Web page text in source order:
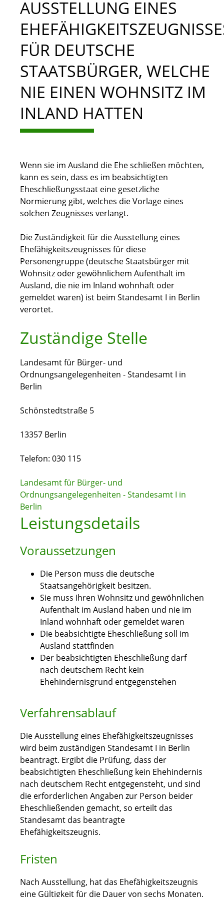
AUSSTELLUNG EINES
FÜR DEUTSCHE
STAATSBÜRGER, WELCHE
NIE EINEN WOHNSITZ IM
INLAND HATTEN
Wenn sie im Ausland die Ehe schließen möchten,
kann es sein, dass es im beabsichtigten
Eheschließungsstaat eine gesetzliche
Normierung gibt, welches die Vorlage eines
solchen Zeugnisses verlangt.
Die Zuständigkeit für die Ausstellung eines
Ehefähigkeitszeugnisses für diese
Personengruppe (deutsche Staatsbürger mit
Wohnsitz oder gewöhnlichem Aufenthalt im
Ausland, die nie im Inland wohnhaft oder
gemeldet waren) ist beim Standesamt I in Berlin
verortet.
Zuständige Stelle
Landesamt für Bürger- und
Ordnungsangelegenheiten - Standesamt I in
Berlin
Schönstedtstraße 5
13357 Berlin
Telefon: 030 115
Landesamt für Bürger- und
Ordnungsangelegenheiten - Standesamt I in
Berlin
Leistungsdetails
Voraussetzungen
Die Person muss die deutsche
Staatsangehörigkeit besitzen.
Sie muss Ihren Wohnsitz und gewöhnlichen
Aufenthalt im Ausland haben und nie im
Inland wohnhaft oder gemeldet waren
Die beabsichtigte Eheschließung soll im
Ausland stattfinden
Der beabsichtigten Eheschließung darf
nach deutschem Recht kein
Ehehindernisgrund entgegenstehen
Verfahrensablauf
Die Ausstellung eines Ehefähigkeitszeugnisses
wird beim zuständigen Standesamt I in Berlin
beantragt. Ergibt die Prüfung, dass der
beabsichtigten Eheschließung kein Ehehindernis
nach deutschem Recht entgegensteht, und sind
die erforderlichen Angaben zur Person beider
Eheschließenden gemacht, so erteilt das
Standesamt das beantragte
Ehefähigkeitszeugnis.
Fristen
Nach Ausstellung, hat das Ehefähigkeitszeugnis
eine Gültigkeit für die Dauer von sechs Monaten.